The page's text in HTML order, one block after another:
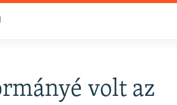
volt az